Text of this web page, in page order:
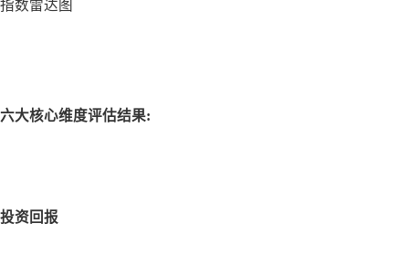
指数雷达图
六大核心维度评估结果:
投资回报